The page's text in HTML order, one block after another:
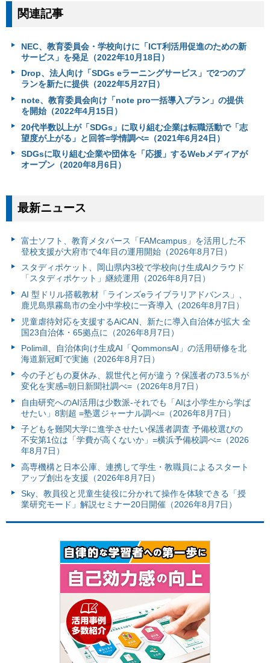
関連記事
NEC、教育委員会・学校向けに「ICT利活用促進のための新
サービス」を発足（2022年10月18日）
Drop、法人向け「SDGs eラーニングサービス」で2つのプ
ランを新たに提供（2022年5月27日）
note、教育委員会向け「note pro一括導入プラン」の提供
を開始（2022年4月15日）
20代半数以上が「SDGs」に取り組む企業は転職活動で「志
望度が上がる」と回答=学情調べ=（2021年6月24日）
SDGsに取り組む企業や団体を「応援」するWebメディアが
オープン（2020年8月6日）
最新ニュース
富⼠ソフト、教育メタバース「FAMcampus」を活用した不
登校支援が大府市で4年目の運用開始（2026年8月7日）
スタディポケット、岡山県内3校で学校向け生成AIクラウド
「スタディポケット」継続運用（2026年8月7日）
AI 型ドリル搭載教材「ラインズeライブラリアドバンス」、
鹿児島県霧島市の全小中学校に一斉導入（2026年8月7日）
児童虐待対応を支援するAiCAN、新たに導入自治体が拡大 全
国23自治体・65拠点に（2026年8月7日）
Polimill、自治体向け生成AI「QommonsAI」の活用研修を北
海道新冠町で実施（2026年8月7日）
今の子どもの夏休み、親世代と何が違う？保護者の73.5％が
変化を実感=朝日新聞社調べ=（2026年8月7日）
自由研究へのAI活用は少数派-それでも「AIは小学生から学ば
せたい」8割超 =塾選ジャーナル調べ=（2026年8月7日）
子どもを難関大学に進学させたい保護者調査 予備校選びの
不安第1位は「学費が高くないか」=横浜予備校調べ=（2026
年8月7日）
高専機構と日本公庫、連携して学生・教職員によるスタート
アップ創出を支援（2026年8月7日）
Sky、教員役と児童生徒役に分かれて操作を体験できる「授
業研究モード」解説セミナー20日開催（2026年8月7日）